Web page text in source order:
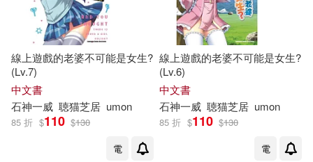
線上遊戲的老婆不可能是女生?
(Lv.7)
中文書
石神一威 聴猫芝居 umon
85 折 $110 $130
電
線上遊戲的老婆不可能是女生?
(Lv.6)
中文書
石神一威 聴猫芝居 umon
85 折 $110 $130
電